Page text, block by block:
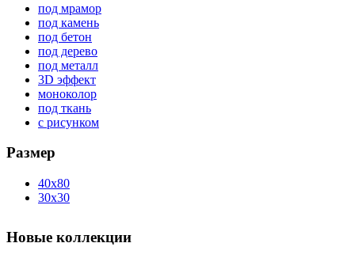
под мрамор
под камень
под бетон
под дерево
под металл
3D эффект
моноколор
под ткань
с рисунком
Размер
40x80
30x30
Новые коллекции